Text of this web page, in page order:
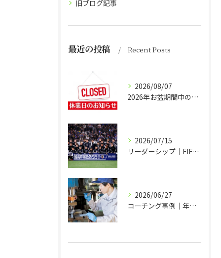
旧ブログ記事
最近の投稿 Recent Posts
2026/08/07
2026年お盆期間中の営業につきまして
2026/07/15
リーダーシップ｜FIFAワールドカップ2026日本代表チームの場合
2026/06/27
コーチング事例｜年度方針づくりも経営方針発表会も冗談が言い合える会社